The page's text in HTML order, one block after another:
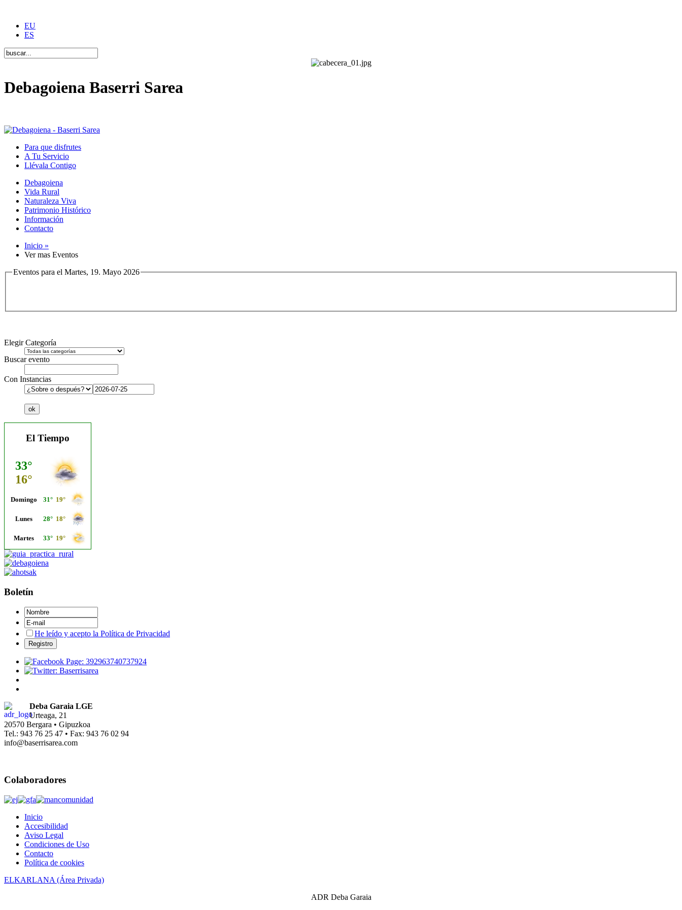
EU
ES
Debagoiena Baserri Sarea
Para que disfrutes
A Tu Servicio
Llévala Contigo
Debagoiena
Vida Rural
Naturaleza Viva
Patrimonio Histórico
Información
Contacto
Inicio »
Ver mas Eventos
Eventos para el Martes, 19. Mayo 2026
Elegir Categoría
Buscar evento
Con Instancias
El Tiempo
Boletín
He leído y acepto la Política de Privacidad
Deba Garaia LGE
Urteaga, 21
20570 Bergara • Gipuzkoa
Tel.: 943 76 25 47 • Fax: 943 76 02 94
info@baserrisarea.com
Colaboradores
Inicio
Accesibilidad
Aviso Legal
Condiciones de Uso
Contacto
Política de cookies
ELKARLANA (Área Privada)
ADR Deba Garaia